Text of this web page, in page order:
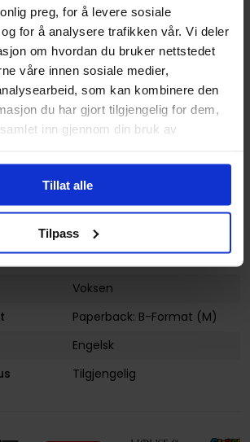
preg, for å levere sosiale
for å analysere trafikken vår. Vi deler
om hvordan du bruker nettstedet
våre innen sosiale medier,
som kan kombinere den
du har gjort tilgjengelig for dem,
inn gjennom din bruk av
Tillat alle
Tilpass
Warhammer Chronicles
William King
AntologiogFantasy
960
The Black Library
18.10.2018
1
Action og Eventyr
Voksen
Paperback: B-Format (M)
Engelsk
Tilgjengelig